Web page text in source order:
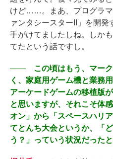
けど……。まあ、プログラマ
ァンタシースターII」を開
手がけてましたしね。しか
てたという話ですし。
――この頃はもう、マーク
く、家庭用ゲーム機と業務
アーケードゲームの移植版
と思いますが、それこそ体
オン」から「スペースハリ
てとんち大会というか、「
う？」っていう状況だった